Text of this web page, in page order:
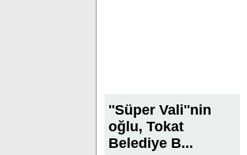
''Süper Vali''nin
oğlu, Tokat
Belediye B...